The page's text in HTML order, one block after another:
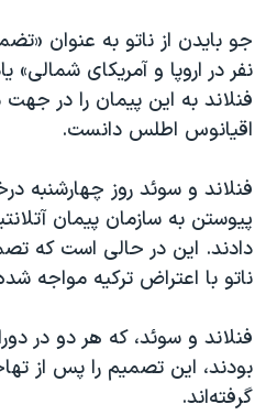
صفحه‌های ویژه
سفر پرزیدنت ترامپ به چین
جو بایدن از ناتو به عنوان
نفر در اروپا و آمریکای
فنلاند به این پیمان را در
اقیانوس اطلس دانست.
فنلاند و سوئد روز چهارشنبه
پیوستن به سازمان پیمان
دادند. این در حالی است که
ناتو با اعتراض ترکیه مواجه
فنلاند و سوئد، که هر دو در
بودند، این تصمیم را پس از
گرفته‌اند.